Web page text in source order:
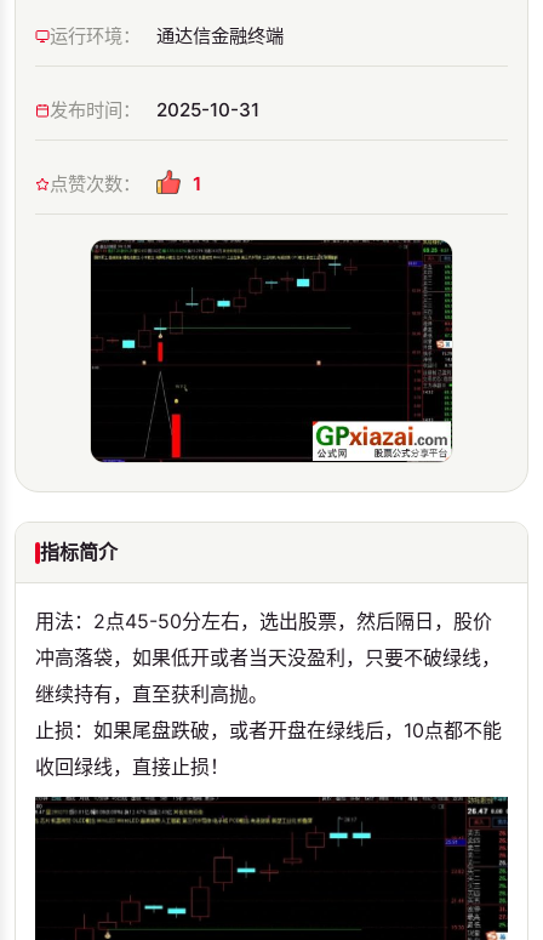
运行环境： 通达信金融终端
发布时间： 2025-10-31
点赞次数： 1
指标简介
用法：2点45-50分左右，选出股票，然后隔日，股价
冲高落袋，如果低开或者当天没盈利，只要不破绿线，
继续持有，直至获利高抛。
止损：如果尾盘跌破，或者开盘在绿线后，10点都不能
收回绿线，直接止损！